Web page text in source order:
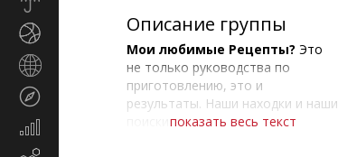
Описание группы
Мои любимые Рецепты? Это
не только руководства по
приготовлению, это и
результаты. Наши находки и наши
показать весь текст